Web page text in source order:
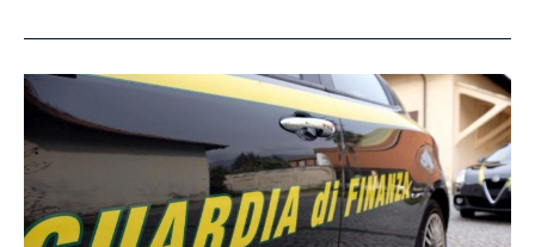
Marcianise,
sequestro
di
200mila
Euro
per
evasione